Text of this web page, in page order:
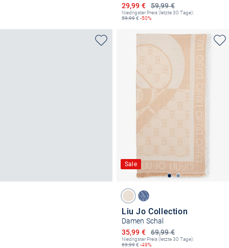
59,99 €
Ermäßigter Preis
29,99 €
Niedrigster Preis (letzte 30 Tage):
59,99€ -50%
Sale
Liu Jo Collection
Damen Schal
69,99 €
Ermäßigter Preis
35,99 €
Niedrigster Preis (letzte 30 Tage):
69,99€ -49%